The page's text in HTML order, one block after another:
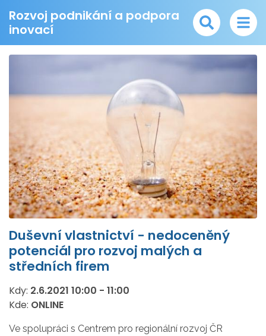
Rozvoj podnikání a podpora
inovací
Duševní vlastnictví - nedoceněný
potenciál pro rozvoj malých a
středních firem
Kdy: 2.6.2021 10:00 - 11:00
Kde: ONLINE
Ve spolupráci s Centrem pro regionální rozvoj ČR